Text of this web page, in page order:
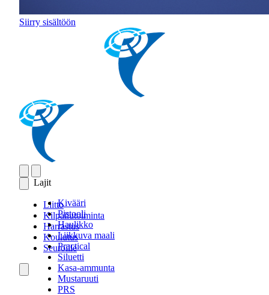
Siirry sisältöön
Lajit
Kivääri
Pistooli
Haulikko
Liikkuva maali
Practical
Siluetti
Kasa-ammunta
Mustaruuti
PRS
Liitto
Kilpailutoiminta
Harrastus
Koulutus
Seuroille